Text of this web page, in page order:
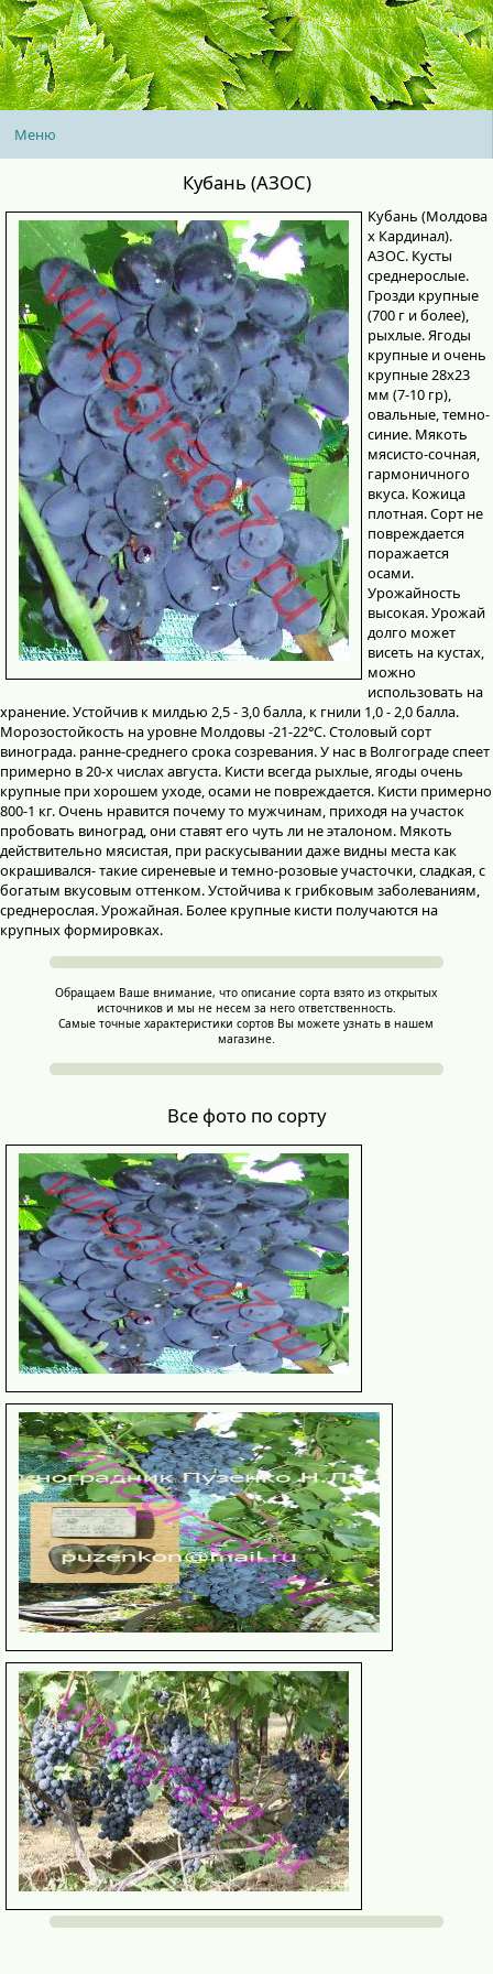
Меню
Кубань (АЗОС)
Кубань (Молдова
х Кардинал).
АЗОС. Кусты
среднерослые.
Грозди крупные
(700 г и более),
рыхлые. Ягоды
крупные и очень
крупные 28x23
мм (7-10 гр),
овальные, темно-
синие. Мякоть
мясисто-сочная,
гармоничного
вкуса. Кожица
плотная. Сорт не
повреждается
поражается
осами.
Урожайность
высокая. Урожай
долго может
висеть на кустах,
можно
использовать на
хранение. Устойчив к милдью 2,5 - 3,0 балла, к гнили 1,0 - 2,0 балла.
Морозостойкость на уровне Молдовы -21-22°С. Столовый сорт
винограда. ранне-среднего срока созревания. У нас в Волгограде спеет
примерно в 20-х числах августа. Кисти всегда рыхлые, ягоды очень
крупные при хорошем уходе, осами не повреждается. Кисти примерно
800-1 кг. Очень нравится почему то мужчинам, приходя на участок
пробовать виноград, они ставят его чуть ли не эталоном. Мякоть
действительно мясистая, при раскусывании даже видны места как
окрашивался- такие сиреневые и темно-розовые участочки, сладкая, с
богатым вкусовым оттенком. Устойчива к грибковым заболеваниям,
среднерослая. Урожайная. Более крупные кисти получаются на
крупных формировках.
Обращаем Ваше внимание, что описание сорта взято из открытых
источников и мы не несем за него ответственность.
Самые точные характеристики сортов Вы можете узнать в нашем
магазине.
Все фото по сорту